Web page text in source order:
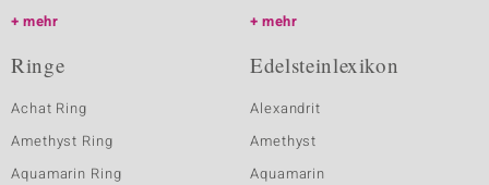
mehr
mehr
Ringe
Achat Ring
Amethyst Ring
Aquamarin Ring
Edelsteinlexikon
Alexandrit
Amethyst
Aquamarin